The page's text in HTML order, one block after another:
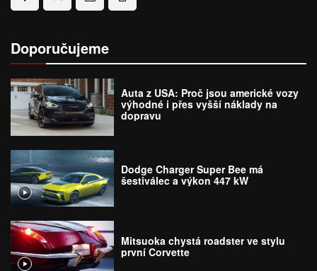
Doporučujeme
Auta z USA: Proč jsou americké vozy
výhodné i přes vyšší náklady na
dopravu
Dodge Charger Super Bee má
šestiválec a výkon 447 kW
Mitsuoka chystá roadster ve stylu
první Corvette